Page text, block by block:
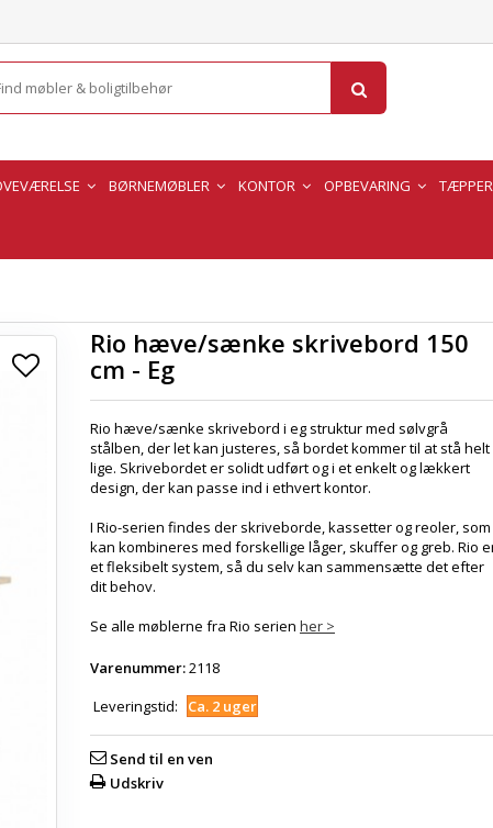
BØRNEMØBLER KONTOR OPBEVARING TÆPPER
Rio hæve/sænke skrivebord 150
cm - Eg
Rio hæve/sænke skrivebord i eg struktur med sølvgrå
stålben, der let kan justeres, så bordet kommer til at stå helt
lige. Skrivebordet er solidt udført og i et enkelt og lækkert
design, der kan passe ind i ethvert kontor.
I Rio-serien findes der skriveborde, kassetter og reoler, som
kan kombineres med forskellige låger, skuffer og greb. Rio
et fleksibelt system, så du selv kan sammensætte det efter
dit behov.
Se alle møblerne fra Rio serien her >
Varenummer:2118
Leveringstid:
Ca. 2 uger
Send til en ven
Udskriv